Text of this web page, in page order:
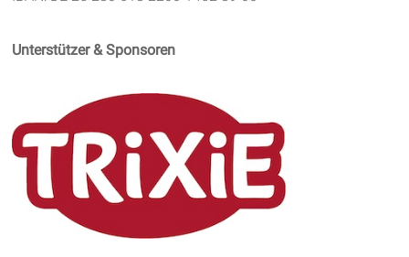
Unterstützer & Sponsoren